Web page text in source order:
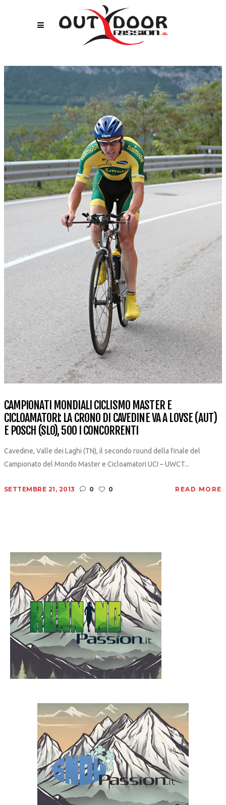
CAMPIONATI MONDIALI CICLISMO MASTER E
CICLOAMATORI: LA CRONO DI CAVEDINE VA A LOVSE (AUT)
E POSCH (SLO), 500 I CONCORRENTI
Cavedine, Valle dei Laghi (TN), il secondo round della finale del
Campionato del Mondo Master e Cicloamatori UCI – UWCT...
SETTEMBRE 21, 2013 0 0 READ MORE